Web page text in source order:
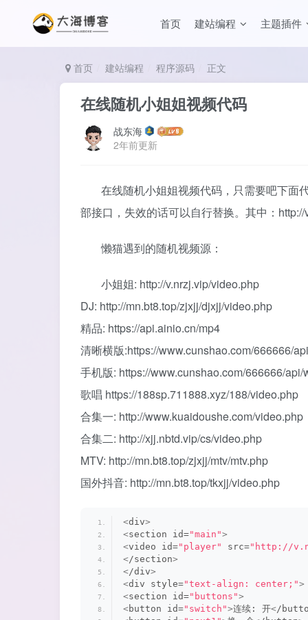
首页 建站编程 主题插件
首页 建站编程 程序源码 正文
在线随机小姐姐视频代码
战东海
2年前更新
在线随机小姐姐视频代码，只需要吧下面
部接口，失效的话可以自行替换。其中：
懒猫遇到的随机视频源：
小姐姐: http://v.nrzj.vip/video.php
DJ: http://mn.bt8.top/zjxjj/djxjj/video.php
精品: https://api.ainio.cn/mp4
清晰横版:https://www.cunshao.com/666666/
手机版: https://www.cunshao.com/666666/api/
歌唱 https://188sp.711888.xyz/188/video.php
合集一: http://www.kuaidoushe.com/video.php
合集二: http://xjj.nbtd.vip/cs/video.php
MTV: http://mn.bt8.top/zjxjj/mtv/mtv.php
国外抖音: http://mn.bt8.top/tkxjj/video.php
<div>
<section id="main">
<video id="player" src="http://
</section>
</div>
<div style="text-align: center;">
<section id="buttons">
<button id="switch">连续: 开</